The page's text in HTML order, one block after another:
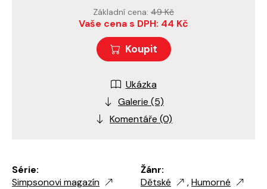
Série:
Simpsonovi magazín
Žánr:
Dětské
,Humorné
Základní cena: 49 Kč
Vaše cena s DPH: 44 Kč
Koupit
Ukázka
Galerie (5)
Komentáře (0)